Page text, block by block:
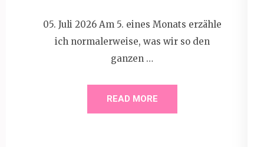
05. Juli 2026 Am 5. eines Monats erzähle
ich normalerweise, was wir so den
ganzen …
READ MORE